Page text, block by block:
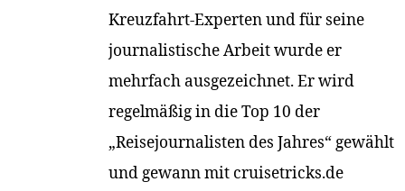
Kreuzfahrt-Experten und für seine
journalistische Arbeit wurde er
mehrfach ausgezeichnet. Er wird
regelmäßig in die Top 10 der
„Reisejournalisten des Jahres“ gewählt
und gewann mit cruisetricks.de